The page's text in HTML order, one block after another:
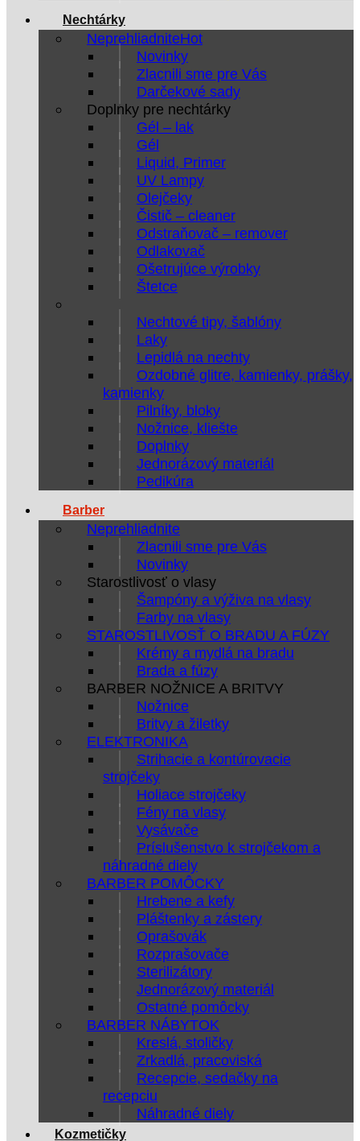
Nechtárky
Neprehliadnite
Novinky
Zlacnili sme pre Vás
Darčekové sady
Doplnky pre nechtárky
Gél – lak
Gél
Liquid, Primer
UV Lampy
Olejčeky
Čistič – cleaner
Odstraňovač – remover
Odlakovač
Ošetrujúce výrobky
Štetce
Nechtové tipy, šablóny
Laky
Lepidlá na nechty
Ozdobné glitre, kamienky, prášky,
kamienky
Pilníky, bloky
Nožnice, kliešte
Doplnky
Jednorázový materiál
Pedikúra
Barber
Neprehliadnite
Zlacnili sme pre Vás
Novinky
Starostlivosť o vlasy
Šampóny a výživa na vlasy
Farby na vlasy
STAROSTLIVOSŤ O BRADU A FÚZY
Krémy a mydlá na bradu
Brada a fúzy
BARBER NOŽNICE A BRITVY
Nožnice
Britvy a žiletky
ELEKTRONIKA
Strihacie a kontúrovacie
strojčeky
Holiace strojčeky
Fény na vlasy
Vysávače
Príslušenstvo k strojčekom a
náhradné diely
BARBER POMÔCKY
Hrebene a kefy
Pláštenky a zástery
Oprašovák
Rozprašovače
Sterilizátory
Jednorázový materiál
Ostatné pomôcky
BARBER NÁBYTOK
Kreslá, stoličky
Zrkadlá, pracoviská
Recepcie, sedačky na
recepciu
Náhradné diely
Kozmetičky